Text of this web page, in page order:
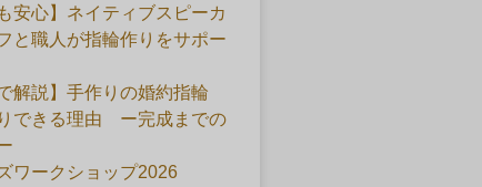
安心】ネイティブスピーカ
と職人が指輪作りをサポー
解説】手作りの婚約指輪
できる理由 ー完成までの
ワークショップ2026